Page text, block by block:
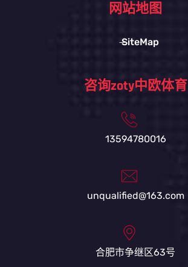
网站地图
SiteMap
咨询zoty中欧体育
13594780016
unqualified@163.com
合肥市争继区63号